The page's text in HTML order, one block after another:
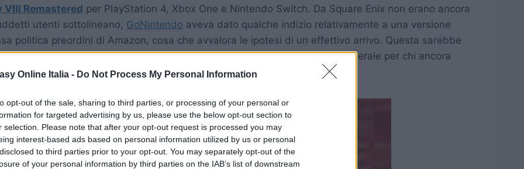
Online Italia - Do Not Process My Personal Information
opt-out of the sale, sharing to third parties, or processing of your personal or
for targeted advertising by us, please use the below opt-out section to
selection. Please note that after your opt-out request is processed you may
interest-based ads based on personal information utilized by us or personal
to third parties prior to your opt-out. You may separately opt-out of the
of your personal information by third parties on the IAB’s list of downstream
VIII Remastered per PlayStation 4, Xbox One e Nintendo Switch. Da Square Enix non erano ancora
utenti sottolineano, GoNintendo aveva dato qualche indizio relativamente a una versione
politica preordini di Amazon, cosa che avvalora le ipotesi di un effettivo arrivo. Questa sarebbe
della saga, che poco interesse hanno nelle versioni digitali, e in generale per chi ancora